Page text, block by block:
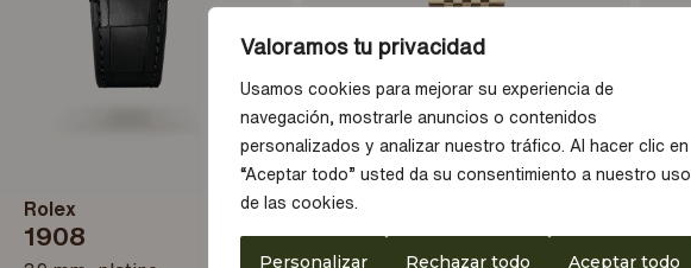
Valoramos tu privacidad
Usamos cookies para mejorar su experiencia de
navegación, mostrarle anuncios o contenidos
personalizados y analizar nuestro tráfico. Al hacer clic en
“Aceptar todo” usted da su consentimiento a nuestro uso
de las cookies.
Personalizar Rechazar todo Aceptar todo
Rolex
1908 1908